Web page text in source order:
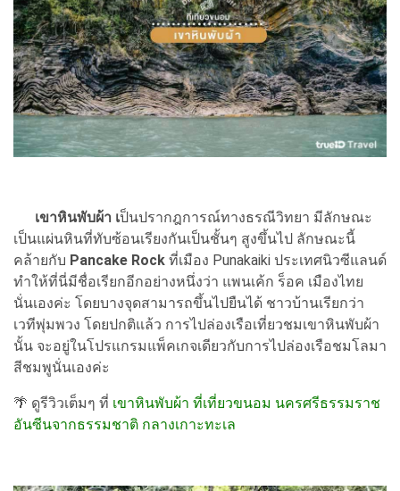
เขาหินพับผ้า เป็นปรากฎการณ์ทางธรณีวิทยา มีลักษณะ
เป็นแผ่นหินที่ทับซ้อนเรียงกันเป็นชั้นๆ สูงขึ้นไป ลักษณะนี้
คล้ายกับ Pancake Rock ที่เมือง Punakaiki ประเทศนิวซีแลนด์
ทำให้ที่นี่มีชื่อเรียกอีกอย่างหนึ่งว่า แพนเค้ก ร็อค เมืองไทย
นั่นเองค่ะ โดยบางจุดสามารถขึ้นไปยืนได้ ชาวบ้านเรียกว่า
เวทีพุ่มพวง โดยปกติแล้ว การไปล่องเรือเที่ยวชมเขาหินพับผ้า
นั้น จะอยู่ในโปรแกรมแพ็คเกจเดียวกับการไปล่องเรือชมโลมา
สีชมพูนั่นเองค่ะ
🌴 ดูรีวิวเต็มๆ ที่ เขาหินพับผ้า ที่เที่ยวขนอม นครศรีธรรมราช
อันซีนจากธรรมชาติ กลางเกาะทะเล